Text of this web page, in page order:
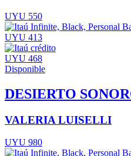
UYU 550
UYU 413
UYU 468
Disponible
DESIERTO
VALERIA LUISELLI
UYU 980